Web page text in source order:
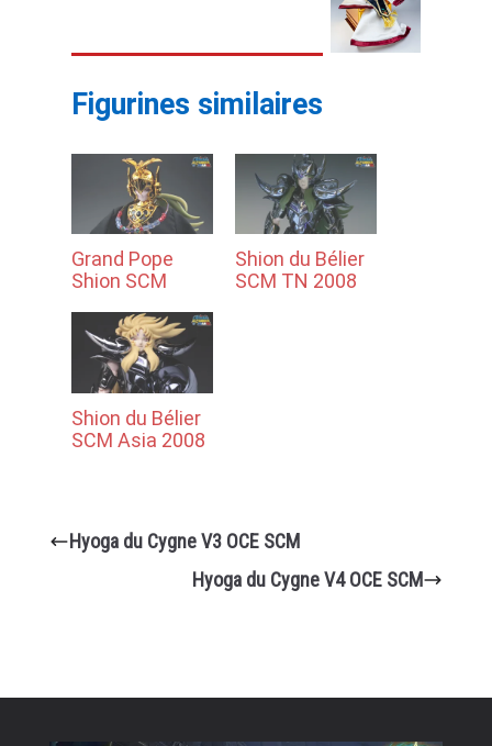
Figurines similaires
Grand Pope
Shion SCM
Shion du Bélier
SCM TN 2008
Shion du Bélier
SCM Asia 2008
Hyoga du Cygne V3 OCE SCM
Hyoga du Cygne V4 OCE SCM